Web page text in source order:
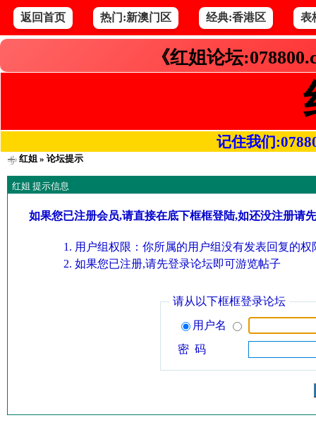
返回首页 热门:新澳门区 经典:香港区 表
《红姐论坛
记住我们
红姐» 论坛提示
红姐 提示信息
如果您已注册会员,请直接在底下框框登陆,如还没注册请
用户组权限：你所属的用户组没有发表回复的权
如果您已注册,请先登录论坛即可游览帖子
请从以下框框登录论坛
用户名
密 码